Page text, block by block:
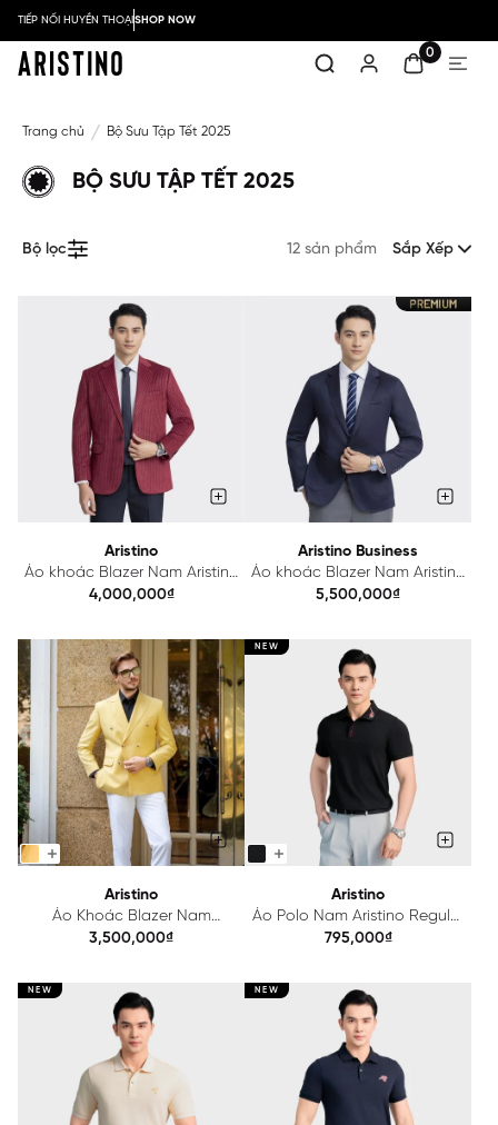
TIẾP NỐI HUYỀN THOẠISHOP NOW
0
Trang chủ Bộ Sưu Tập Tết 2025
BỘ SƯU TẬP TẾT 2025
Bộ lọc 12 sản phẩm Sắp Xếp
Aristino
Áo khoác Blazer Nam Aristino
ABZM080Z
4,000,000₫
Aristino Business
Áo khoác Blazer Nam Aristino
Business Ramie 1BZ00903
5,500,000₫
Aristino
Áo Khoác Blazer Nam
Aristino Premio ABZ0080Z4
3,500,000₫
NEW
Aristino
Áo Polo Nam Aristino Regular
Fit APS001AZ1
795,000₫
NEW NEW